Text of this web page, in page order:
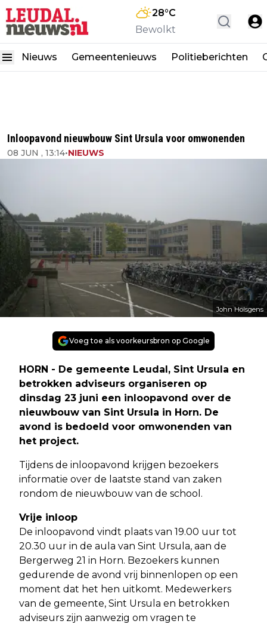
28°C
Bewolkt
Nieuws Gemeentenieuws Politieberichten
Inloopavond nieuwbouw Sint Ursula voor omwonenden
08 JUN , 13:14•NIEUWS
John Hölsgens
Voeg toe als voorkeursbron op Google
HORN - De gemeente Leudal, Sint Ursula en
betrokken adviseurs organiseren op
dinsdag 23 juni een inloopavond over de
nieuwbouw van Sint Ursula in Horn. De
avond is bedoeld voor omwonenden van
het project.
Tijdens de inloopavond krijgen bezoekers
informatie over de laatste stand van zaken
rondom de nieuwbouw van de school.
Vrije inloop
De inloopavond vindt plaats van 19.00 uur tot
20.30 uur in de aula van Sint Ursula, aan de
Bergerweg 21 in Horn. Bezoekers kunnen
gedurende de avond vrij binnenlopen op een
moment dat het hen uitkomt. Medewerkers
van de gemeente, Sint Ursula en betrokken
adviseurs zijn aanwezig om vragen te